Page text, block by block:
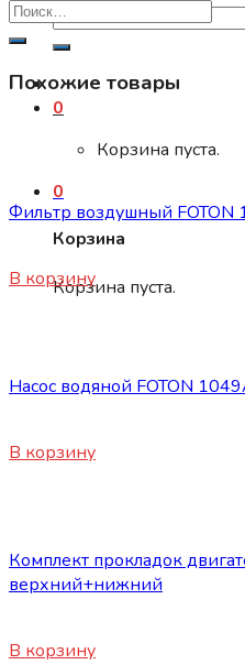
Искать:
0
Корзина пуста.
0
Корзина
Корзина пуста.
Похожие товары
Фильтр воздушный FOTON
В корзину
Насос водяной FOTON
В корзину
Комплект прокладок
верхний+нижний
В корзину